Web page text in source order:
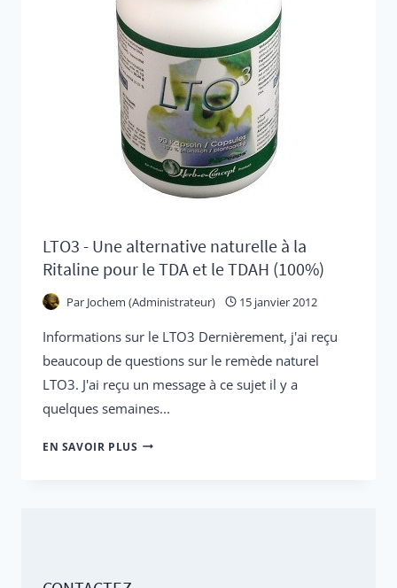
TSA
ET
AUTRES
PLAINTES
LTO3 - Une alternative naturelle à la
Ritaline pour le TDA et le TDAH (100%)
Par Jochem (Administrateur) 15 janvier 2012
Informations sur le LTO3 Dernièrement, j'ai reçu
beaucoup de questions sur le remède naturel
LTO3. J'ai reçu un message à ce sujet il y a
quelques semaines...
EN SAVOIR PLUS LTO3